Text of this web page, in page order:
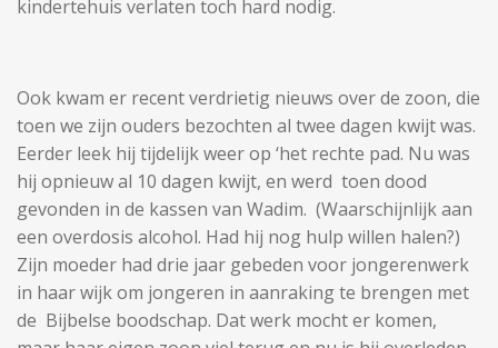
kindertehuis verlaten toch hard nodig.
Ook kwam er recent verdrietig nieuws over de zoon, die
toen we zijn ouders bezochten al twee dagen kwijt was.
Eerder leek hij tijdelijk weer op ‘het rechte pad. Nu was
hij opnieuw al 10 dagen kwijt, en werd toen dood
gevonden in de kassen van Wadim. (Waarschijnlijk aan
een overdosis alcohol. Had hij nog hulp willen halen?)
Zijn moeder had drie jaar gebeden voor jongerenwerk
in haar wijk om jongeren in aanraking te brengen met
de Bijbelse boodschap. Dat werk mocht er komen,